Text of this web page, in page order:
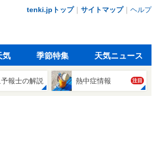
tenki.jpトップ｜ サイトマップ｜ ヘルプ
気 季節特集 天気ニュース
報士の解説 熱中症情報 注目